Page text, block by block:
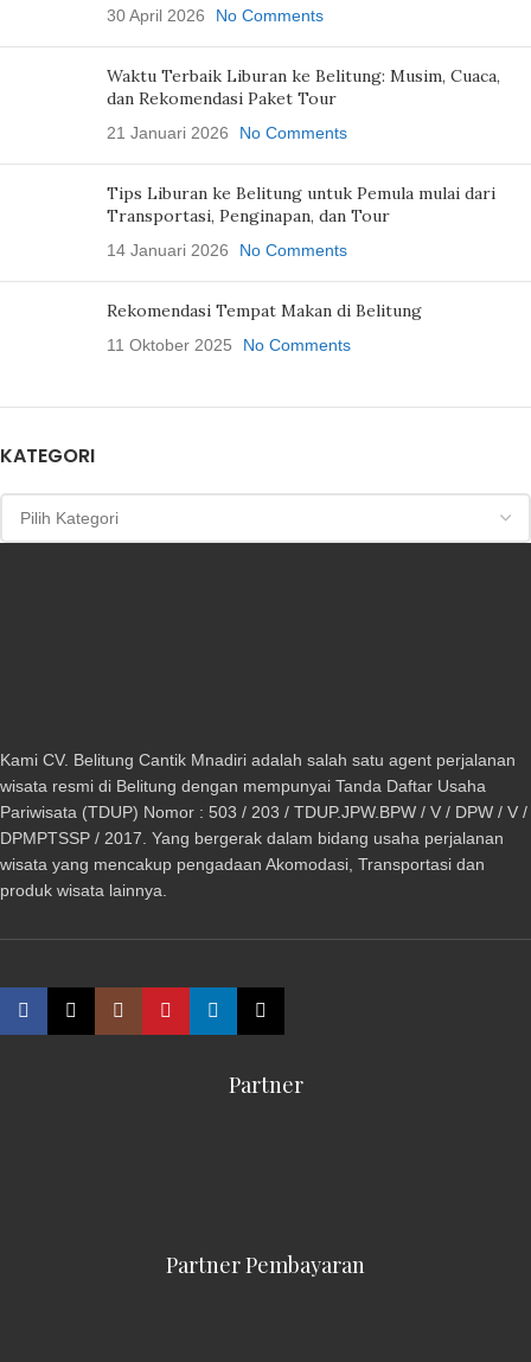
30 April 2026 No Comments
Waktu Terbaik Liburan ke Belitung: Musim, Cuaca,
dan Rekomendasi Paket Tour
21 Januari 2026 No Comments
Tips Liburan ke Belitung untuk Pemula mulai dari
Transportasi, Penginapan, dan Tour
14 Januari 2026 No Comments
Rekomendasi Tempat Makan di Belitung
11 Oktober 2025 No Comments
KATEGORI
Kami CV. Belitung Cantik Mnadiri adalah salah satu agent perjalanan
wisata resmi di Belitung dengan mempunyai Tanda Daftar Usaha
Pariwisata (TDUP) Nomor : 503 / 203 / TDUP.JPW.BPW / V / DPW / V /
DPMPTSSP / 2017. Yang bergerak dalam bidang usaha perjalanan
wisata yang mencakup pengadaan Akomodasi, Transportasi dan
produk wisata lainnya.
Partner
Partner Pembayaran